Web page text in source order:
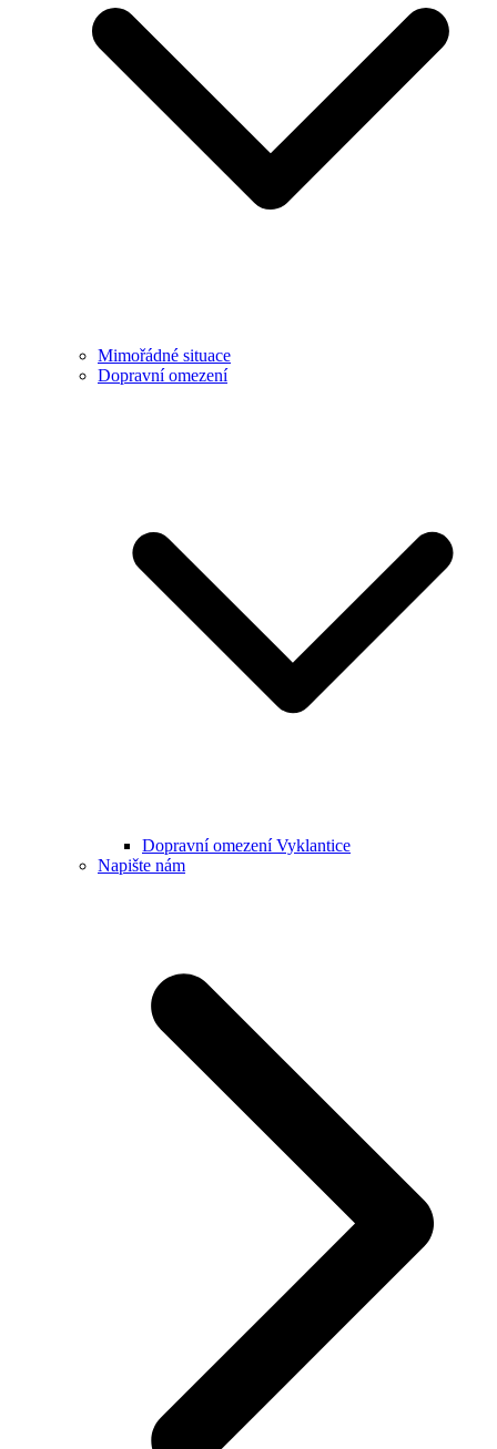
Mimořádné situace
Dopravní omezení
Dopravní omezení Vyklantice
Napište nám